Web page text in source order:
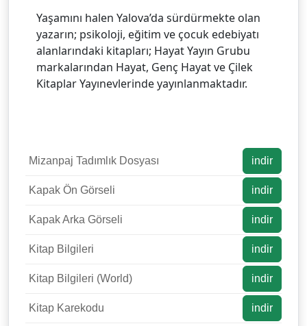
Yaşamını halen Yalova’da sürdürmekte olan
yazarın; psikoloji, eğitim ve çocuk edebiyatı
alanlarındaki kitapları; Hayat Yayın Grubu
markalarından Hayat, Genç Hayat ve Çilek
Kitaplar Yayınevlerinde yayınlanmaktadır.
Mizanpaj Tadımlık Dosyası indir
Kapak Ön Görseli indir
Kapak Arka Görseli indir
Kitap Bilgileri indir
Kitap Bilgileri (World) indir
Kitap Karekodu indir